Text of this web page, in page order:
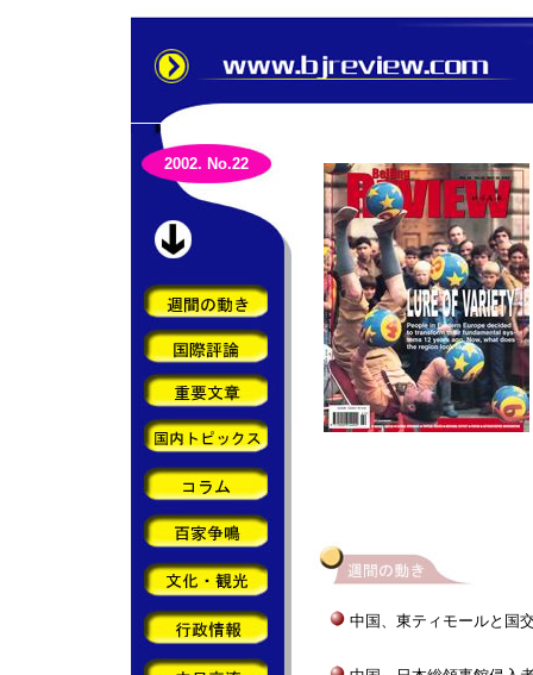
2002. No.22
中国、東ティモールと国